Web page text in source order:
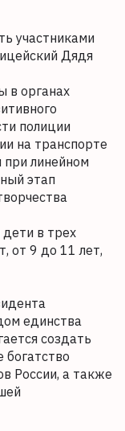
участниками
Дядя
в органах
полиции
на транспорте
линейном
этап
в трех
от 9 до 11 лет,
единства
создать
России, а также